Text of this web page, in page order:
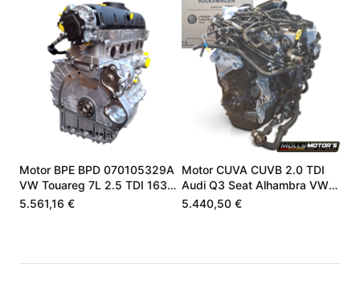
Motor BPE BPD 070105329A
VW Touareg 7L 2.5 TDI 163
174 PS
5.561,16 €
Motor CUVA CUVB 2.0 TDI
Audi Q3 Seat Alhambra VW
04L100090J
5.440,50 €